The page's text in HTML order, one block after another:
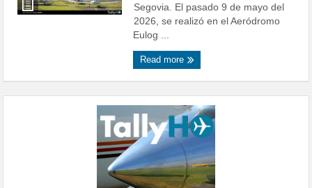
Segovia. El pasado 9 de mayo del
2026, se realizó en el Aeródromo
Eulog ...
Read more